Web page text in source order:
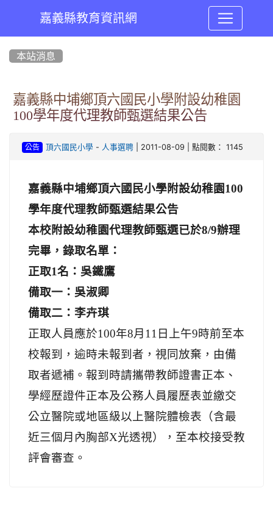
嘉義縣教育資訊網
本站消息
嘉義縣中埔鄉頂六國民小學附設幼稚園
100學年度代理教師甄選結果公告
公告 頂六國民小學- 人事選聘| 2011-08-09 | 點閱數： 1145
嘉義縣中埔鄉頂六國民小學附設幼稚園100
學年度代理教師甄選結果公告
本校附設幼稚園代理教師甄選已於8/9辦理
完畢，錄取名單：
正取1名：吳鐵鷹
備取一：吳淑卿
備取二：李卉琪
正取人員應於100年8月 11 日上午9時前至本
校報到，逾時未報到者，視同放棄，由備
取者遞補。報到時請攜帶教師證書正本、
學經歷證件正本及公務人員履歷表並繳交
公立醫院或地區級以上醫院體檢表（含最
近三個月內胸部X光透視），至本校接受教
評會審查。